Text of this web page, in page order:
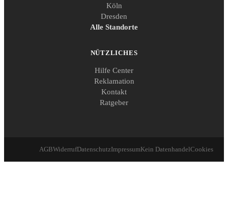
Köln
Dresden
Alle Standorte
NÜTZLICHES
Hilfe Center
Reklamation
Kontakt
Ratgeber
AGBWiderrufDatenschutzImpressumKein DatenhandelCookies